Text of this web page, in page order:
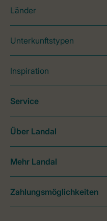
Länder
Unterkunftstypen
Inspiration
Service
Über Landal
Mehr Landal
Zahlungsmöglichkeiten